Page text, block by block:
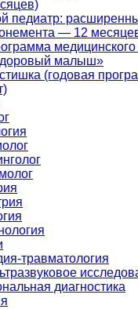
педиатр:
— 12
малыш»
(годовая
травматология
диагностика